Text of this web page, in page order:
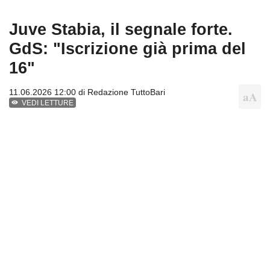
Juve Stabia, il segnale forte.
GdS: "Iscrizione già prima del
16"
11.06.2026 12:00 di Redazione TuttoBari
VEDI LETTURE